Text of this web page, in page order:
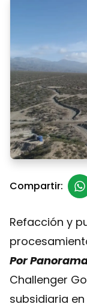
San Juan:
Compartir:
Refacción y
Por
Challenger
subsidiaria en